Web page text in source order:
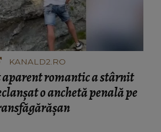
KANALD2.RO
aparent romantic a stârnit
o anchetă penală pe